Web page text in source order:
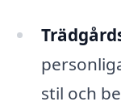
stil och